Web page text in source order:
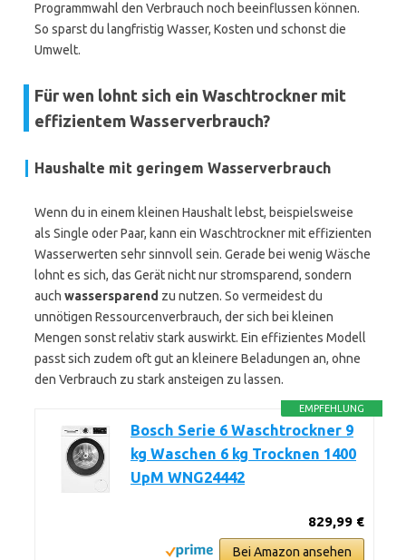
Programmwahl den Verbrauch noch beeinflussen können.
So sparst du langfristig Wasser, Kosten und schonst die
Umwelt.
Für wen lohnt sich ein Waschtrockner mit
effizientem Wasserverbrauch?
Haushalte mit geringem Wasserverbrauch
Wenn du in einem kleinen Haushalt lebst, beispielsweise
als Single oder Paar, kann ein Waschtrockner mit effizienten
Wasserwerten sehr sinnvoll sein. Gerade bei wenig Wäsche
lohnt es sich, das Gerät nicht nur stromsparend, sondern
auch wassersparend zu nutzen. So vermeidest du
unnötigen Ressourcenverbrauch, der sich bei kleinen
Mengen sonst relativ stark auswirkt. Ein effizientes Modell
passt sich zudem oft gut an kleinere Beladungen an, ohne
den Verbrauch zu stark ansteigen zu lassen.
EMPFEHLUNG
Bosch Serie 6 Waschtrockner 9
kg Waschen 6 kg Trocknen 1400
UpM WNG24442
829,99 €
Bei Amazon ansehen